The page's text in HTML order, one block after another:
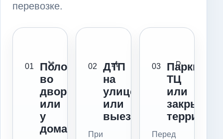
перевозке.
01
Поломка
во
дворе
или
у
дома
02
ДТП
на
улице
или
выезде
При
03
Паркинг,
ТЦ
или
закрытая
Перед